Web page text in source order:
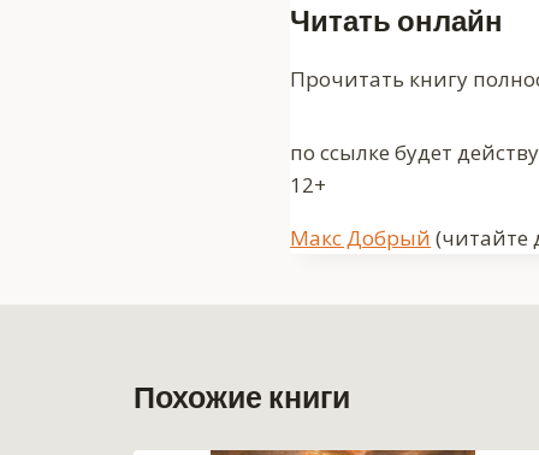
Читать онлайн
Прочитать книгу
по ссылке будет
12+
Метки
Макс Добрый (читайте
Похожие книги